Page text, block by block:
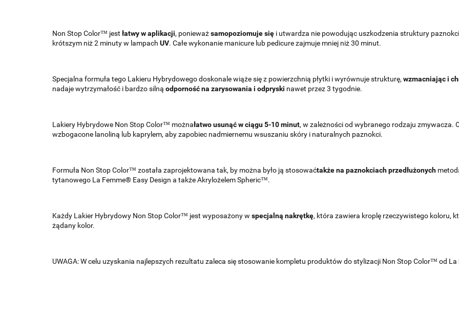
Non Stop Color™ jest łatwy w aplikacji, ponieważsamopoziomuje się i utwardza nie powodując uszkodzenia struktury
krótszym niż 2 minuty w lampach UV. Całe wykonanie manicure lub pedicure zajmuje mniej niż 30 minut.
Specjalna formuła tego Lakieru Hybrydowego doskonale wiąże się z powierzchnią płytki i wyrównuje strukturę, wzmacniając i
nadaje wytrzymałość i bardzo silną odporność na zarysowania i odpryski nawet przez 3 tygodnie.
Lakiery Hybrydowe Non Stop Color™ możnałatwo usunąć w ciągu 5-10 minut, w zależności od wybranego rodzaju zmywacza.
wzbogacone lanoliną lub kaprylem, aby zapobiec nadmiernemu wsuszaniu skóry i naturalnych paznokci.
Formuła Non Stop Color™ została zaprojektowana tak, by można było ją stosowaćtakże na paznokciach przedłużonych
tytanowego La Femme® Easy Design a także Akrylożelem Spheric™.
Każdy Lakier Hybrydowy Non Stop Color™ jest wyposażony w specjalną nakrętkę, która zawiera kroplę rzeczywistego koloru,
żądany kolor.
UWAGA: W celu uzyskania najlepszych rezultatu zaleca się stosowanie kompletu produktów do stylizacji Non Stop Color™ od